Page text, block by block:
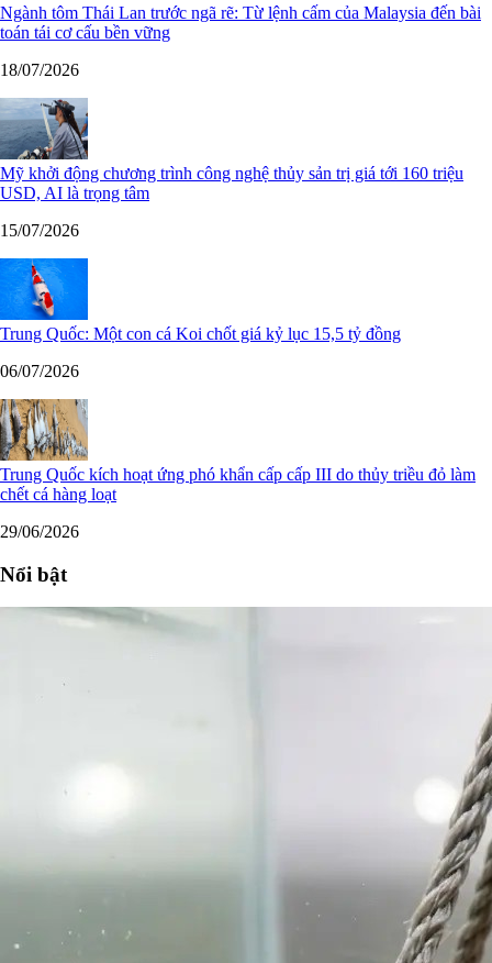
Ngành tôm Thái Lan trước ngã rẽ: Từ lệnh cấm của Malaysia đến bài
toán tái cơ cấu bền vững
18/07/2026
Mỹ khởi động chương trình công nghệ thủy sản trị giá tới 160 triệu
USD, AI là trọng tâm
15/07/2026
Trung Quốc: Một con cá Koi chốt giá kỷ lục 15,5 tỷ đồng
06/07/2026
Trung Quốc kích hoạt ứng phó khẩn cấp cấp III do thủy triều đỏ làm
chết cá hàng loạt
29/06/2026
Nổi bật